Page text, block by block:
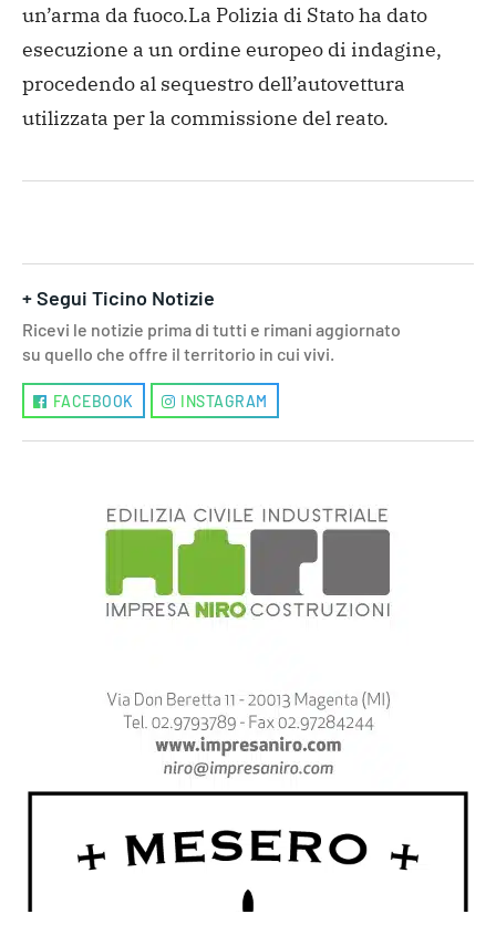
un’arma da fuoco.La Polizia di Stato ha dato
esecuzione a un ordine europeo di indagine,
procedendo al sequestro dell’autovettura
utilizzata per la commissione del reato.
+ Segui Ticino Notizie
Ricevi le notizie prima di tutti e rimani aggiornato
su quello che offre il territorio in cui vivi.
FACEBOOK INSTAGRAM